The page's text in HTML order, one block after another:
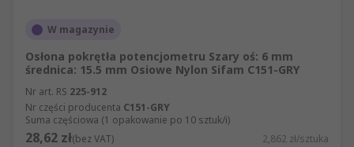
W magazynie
Osłona pokrętła potencjometru Szary oś: 6 mm
średnica: 15.5 mm Osiowe Nylon Sifam C151-GRY
Nr art. RS 225-912
Nr części producenta C151-GRY
Suma częściowa (1 opakowanie po 10 sztuk/i)
28,62 zł(bez VAT) 2,862 zł/sztuka